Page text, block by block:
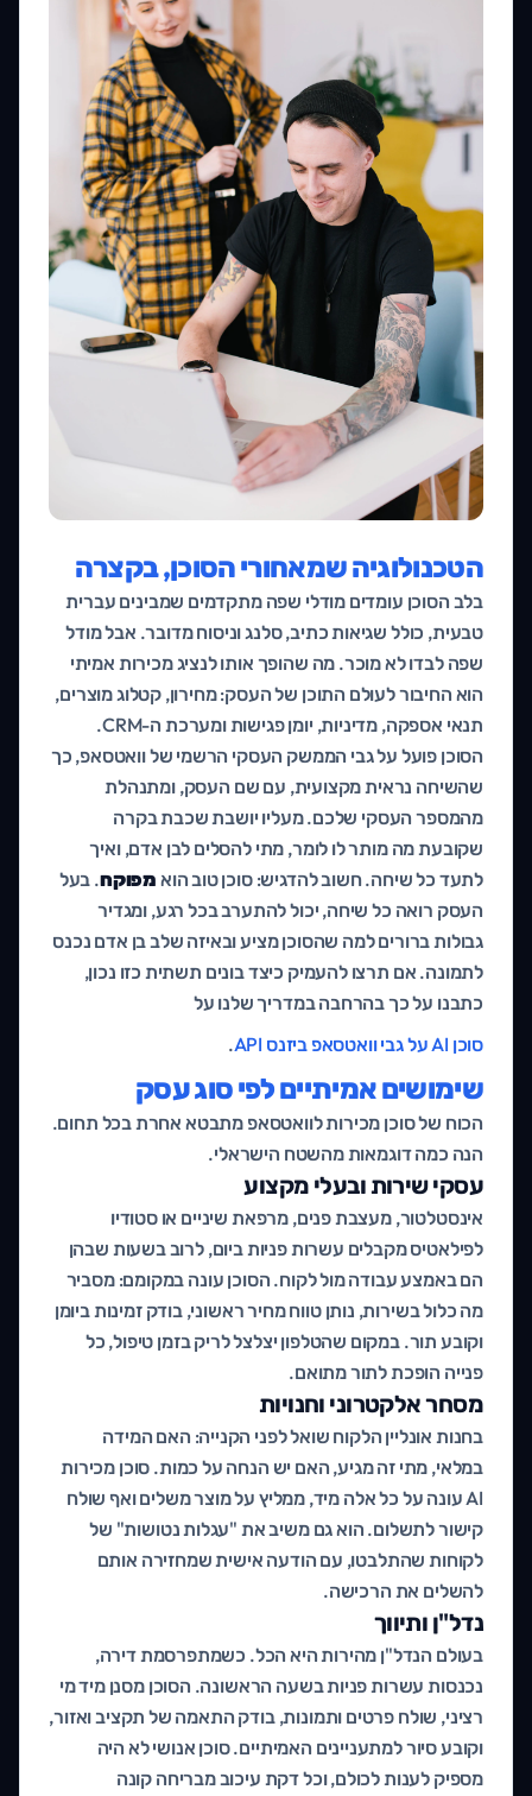
הטכנולוגיה שמאחורי הסוכן, בקצרה
בלב הסוכן עומדים מודלי שפה מתקדמים שמבינים עברית
טבעית, כולל שגיאות כתיב, סלנג וניסוח מדובר. אבל מודל
שפה לבדו לא מוכר. מה שהופך אותו לנציג מכירות אמיתי
הוא החיבור לעולם התוכן של העסק: מחירון, קטלוג מוצרים,
תנאי אספקה, מדיניות, יומן פגישות ומערכת ה-CRM.
הסוכן פועל על גבי הממשק העסקי הרשמי של וואטסאפ, כך
שהשיחה נראית מקצועית, עם שם העסק, ומתנהלת
מהמספר העסקי שלכם. מעליו יושבת שכבת בקרה
שקובעת מה מותר לו לומר, מתי להסלים לבן אדם, ואיך
לתעד כל שיחה. חשוב להדגיש: סוכן טוב הוא מפוקח. בעל
העסק רואה כל שיחה, יכול להתערב בכל רגע, ומגדיר
גבולות ברורים למה שהסוכן מציע ובאיזה שלב בן אדם נכנס
לתמונה. אם תרצו להעמיק כיצד בונים תשתית כזו נכון,
כתבנו על כך בהרחבה במדריך שלנו על
סוכן AI על גבי וואטסאפ ביזנס API
.
שימושים אמיתיים לפי סוג עסק
הכוח של סוכן מכירות לוואטסאפ מתבטא אחרת בכל תחום.
הנה כמה דוגמאות מהשטח הישראלי.
עסקי שירות ובעלי מקצוע
אינסטלטור, מעצבת פנים, מרפאת שיניים או סטודיו
לפילאטיס מקבלים עשרות פניות ביום, לרוב בשעות שבהן
הם באמצע עבודה מול לקוח. הסוכן עונה במקומם: מסביר
מה כלול בשירות, נותן טווח מחיר ראשוני, בודק זמינות ביומן
וקובע תור. במקום שהטלפון יצלצל לריק בזמן טיפול, כל
פנייה הופכת לתור מתואם.
מסחר אלקטרוני וחנויות
בחנות אונליין הלקוח שואל לפני הקנייה: האם המידה
במלאי, מתי זה מגיע, האם יש הנחה על כמות. סוכן מכירות
AI עונה על כל אלה מיד, ממליץ על מוצר משלים ואף שולח
קישור לתשלום. הוא גם משיב את "עגלות נטושות" של
לקוחות שהתלבטו, עם הודעה אישית שמחזירה אותם
להשלים את הרכישה.
נדל"ן ותיווך
בעולם הנדל"ן מהירות היא הכל. כשמתפרסמת דירה,
נכנסות עשרות פניות בשעה הראשונה. הסוכן מסנן מיד מי
רציני, שולח פרטים ותמונות, בודק התאמה של תקציב ואזור,
וקובע סיור למתעניינים האמיתיים. סוכן אנושי לא היה
מספיק לענות לכולם, וכל דקת עיכוב מבריחה קונה